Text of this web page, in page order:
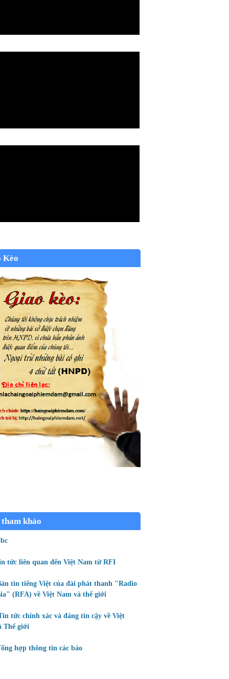
Kèo
tham khảo
tức liên quan đến Việt Nam từ RFI
tin tiếng Việt của đài phát thanh "Radio
(RFA) về Việt Nam và thế giới
tức chính xác và đáng tin cậy về Việt
Thế giới
hợp thông tin các báo